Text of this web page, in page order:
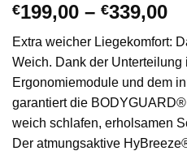
€199,00 – €339,00
Extra weicher Liegekomfort:
Weich. Dank der Unterteilung
Ergonomiemodule und dem
garantiert die
weich schlafen, erholsamen
Der atmungsaktive